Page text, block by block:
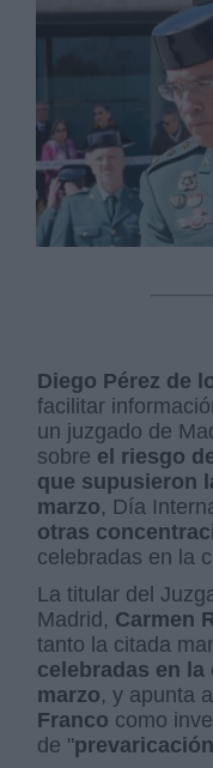
Diego Pérez de
facilitar
un juzgado de
sobre el riesgo
que supusieron
marzo, Día
otras
celebradas en la
La titular del
Madrid, Carmen
tanto la citada
celebradas en la
marzo, y apunta
Franco como
de "